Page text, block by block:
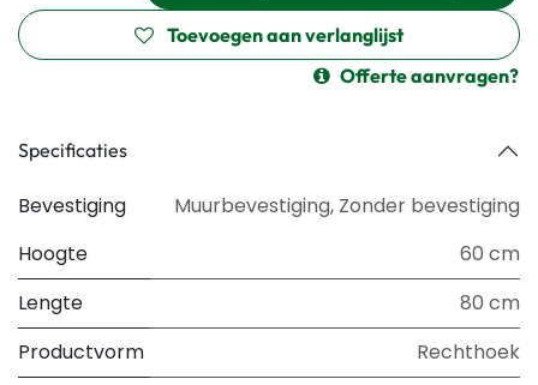
Toevoegen aan verlanglijst
Offerte aanvragen?
Specificaties
Bevestiging Muurbevestiging, Zonder bevestiging
Hoogte
60 cm
Lengte
80 cm
Productvorm
Rechthoek